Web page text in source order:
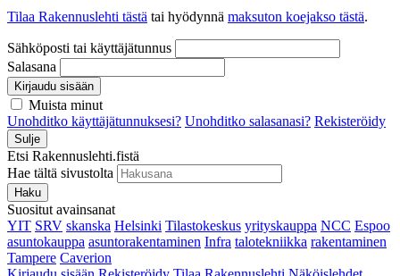
Tilaa Rakennuslehti tästä tai hyödynnä maksuton koejakso tästä.
Sähköposti tai käyttäjätunnus
Salasana
Kirjaudu sisään
Muista minut
Unohditko käyttäjätunnuksesi? Unohditko salasanasi? Rekisteröidy
Sulje
Etsi Rakennuslehti.fistä
Hae tältä sivustolta
Haku
Suositut avainsanat
YIT SRV skanska Helsinki Tilastokeskus yrityskauppa NCC Espoo
asuntokauppa asuntorakentaminen Infra talotekniikka rakentaminen
Tampere Caverion